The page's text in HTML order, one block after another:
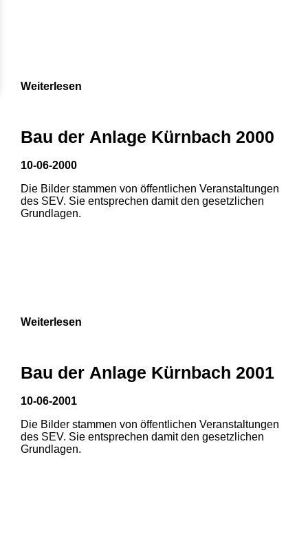
Weiterlesen
Bau der Anlage Kürnbach 2000
10-06-2000
Die Bilder stammen von öffentlichen Veranstaltungen
des SEV. Sie entsprechen damit den gesetzlichen
Grundlagen.
Weiterlesen
Bau der Anlage Kürnbach 2001
10-06-2001
Die Bilder stammen von öffentlichen Veranstaltungen
des SEV. Sie entsprechen damit den gesetzlichen
Grundlagen.